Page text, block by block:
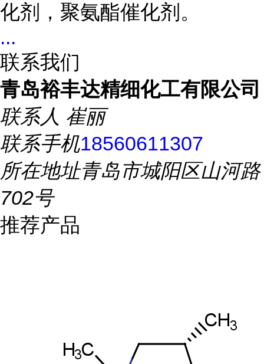
化剂，聚氨酯催化剂。
...
联系我们
青岛裕丰达精细化工有限公司
联系人 崔丽
联系手机18560611307
所在地址青岛市城阳区山河路
702号
推荐产品